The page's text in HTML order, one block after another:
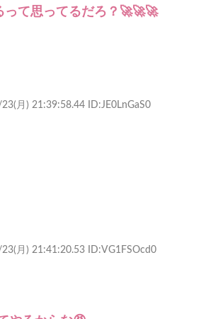
って思ってるだろ？🚀🚀🚀
月) 21:39:58.44 ID:JE0LnGaS0
月) 21:41:20.53 ID:VG1FSOcd0